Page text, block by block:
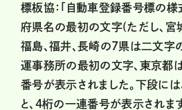
標板協：「自動車登録番号標の
府県名の最初の文字(ただし、宮城
福島、福井、長崎の7県は二文字
運事務所の最初の文字、東京都
番号が表示されました。下段に
と、4桁の一連番号が表示されま